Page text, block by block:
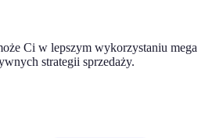
Ci w lepszym wykorzystaniu mega
strategii sprzedaży.